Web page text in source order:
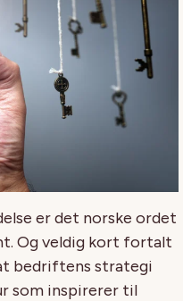
er det norske ordet
Og veldig kort fortalt
bedriftens strategi
som inspirerer til